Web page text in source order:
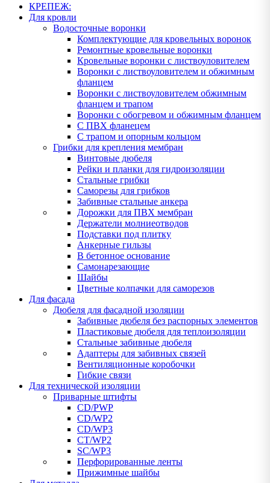
КРЕПЕЖ:
Для кровли
Водосточные воронки
Комплектующие для кровельных воронок
Ремонтные кровельные воронки
Кровельные воронки с листвоуловителем
Воронки с листвоуловителем и обжимным
фланцем
Воронки с листвоуловителем обжимным
фланцем и трапом
Воронки с обогревом и обжимным фланцем
С ПВХ фланецем
С трапом и опорным кольцом
Грибки для крепления мембран
Винтовые дюбеля
Рейки и планки для гидроизоляции
Стальные грибки
Саморезы для грибков
Забивные стальные анкера
Дорожки для ПВХ мембран
Держатели молниеотводов
Подставки под плитку
Анкерные гильзы
В бетонное основание
Самонарезающие
Шайбы
Цветные колпачки для саморезов
Для фасада
Дюбеля для фасадной изоляции
Забивные дюбеля без распорных элементов
Пластиковые дюбеля для теплоизоляции
Стальные забивные дюбеля
Адаптеры для забивных связей
Вентиляционные коробочки
Гибкие связи
Для технической изоляции
Приварные штифты
CD/PWP
CD/WP2
CD/WP3
CT/WP2
SC/WP3
Перфорированные ленты
Прижимные шайбы